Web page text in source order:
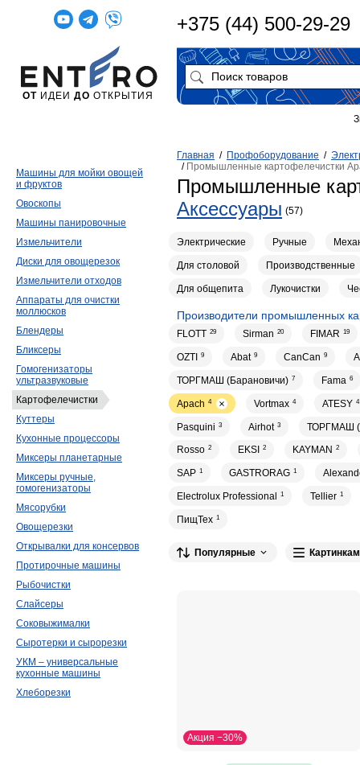
Главная / Профоборудование /
/ Промышленные картофелечистки
Промышленные
Аксессуары (57)
Электрические Ручные
Для столовой Производственные
Для общепита Лукочистки
Производители промышленных
FLOTT 29 Sirman 20 FIMAR 19
OZTI 9 Abat 9 CanCan 9
ТОРГМАШ (Барановичи) 7 Fama 6
Apach 4 Vortmax 4 ATESY 4
Pasquini 3 Airhot 3 ТОРГМАШ
Rosso 2 EKSI 2 KAYMAN 2
SAP 1 GASTRORAG 1
Electrolux Professional 1 Tellier 1
ПищТех 1
Популярные
Акция −30%
Машины для мойки овощей
и фруктов
Овоскопы
Машины панировочные
Измельчители
Диски для овощерезок
Измельчители отходов
Аппараты для очистки
моллюсков
Блендеры
Бликсеры
Гомогенизаторы
ультразвуковые
Картофелечистки
Куттеры
Кухонные процессоры
Миксеры планетарные
Миксеры ручные,
гомогенизаторы
Мясорубки
Овощерезки
Открывалки для консервов
Протирочные машины
Рыбочистки
Слайсеры
Соковыжималки
Сыротерки и сырорезки
УКМ – универсальные
кухонные машины
Хлеборезки
ОТ ИДЕИ ДО ОТКРЫТИЯ
+375 (44) 500-29-29